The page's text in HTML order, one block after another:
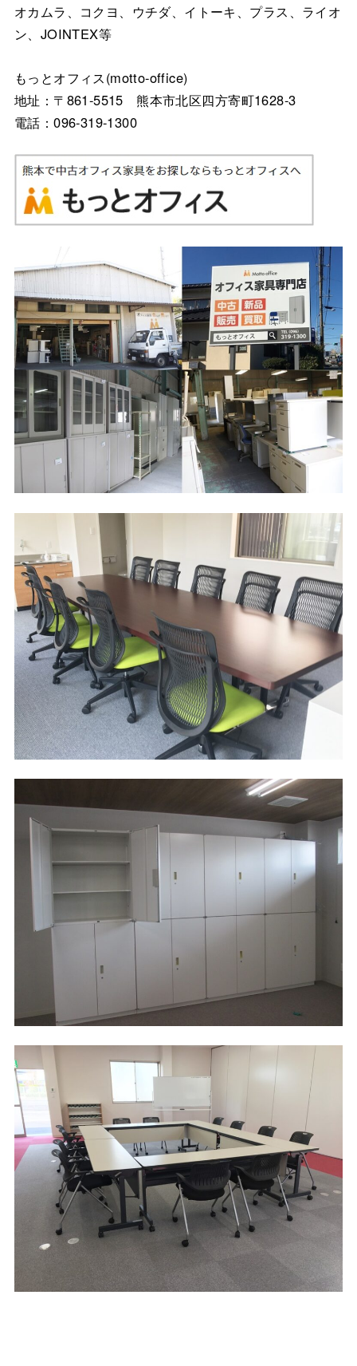
オカムラ、コクヨ、ウチダ、イトーキ、プラス、ライオ
ン、JOINTEX等
もっとオフィス(motto-office)
地址：〒861-5515 熊本市北区四方寄町1628-3
電話：096-319-1300